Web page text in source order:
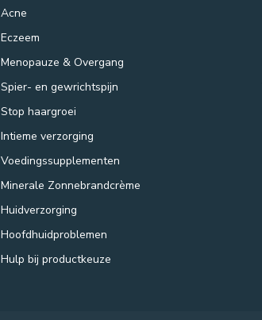
Acne
Eczeem
Menopauze & Overgang
Spier- en gewrichtspijn
Stop haargroei
Intieme verzorging
Voedingssupplementen
Minerale Zonnebrandcrème
Huidverzorging
Hoofdhuidproblemen
Hulp bij productkeuze